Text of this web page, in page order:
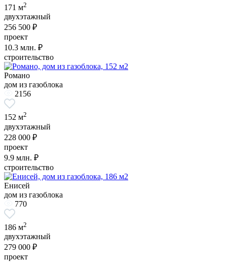
171 м2
двухэтажный
256 500 ₽
проект
10.3 млн. ₽
строительство
Романо
дом из газоблока
2156
152 м2
двухэтажный
228 000 ₽
проект
9.9 млн. ₽
строительство
Енисей
дом из газоблока
770
186 м2
двухэтажный
279 000 ₽
проект